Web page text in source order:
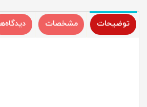
توضیحات مشخصات